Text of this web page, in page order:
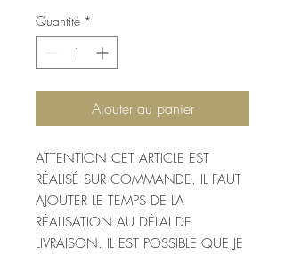
Quantité *
Ajouter au panier
ATTENTION CET ARTICLE EST
RÉALISÉ SUR COMMANDE. IL FAUT
AJOUTER LE TEMPS DE LA
RÉALISATION AU DÉLAI DE
LIVRAISON. IL EST POSSIBLE QUE JE